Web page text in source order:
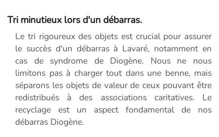
Tri minutieux lors d'un débarras.
Le tri rigoureux des objets est crucial pour assurer
le succès d'un débarras à Lavaré, notamment en
cas de syndrome de Diogène. Nous ne nous
limitons pas à charger tout dans une benne, mais
séparons les objets de valeur de ceux pouvant être
redistribués à des associations caritatives. Le
recyclage est un aspect fondamental de nos
débarras Diogène.